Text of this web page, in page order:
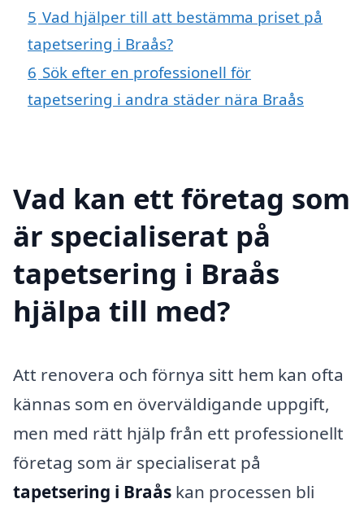
5 Vad hjälper till att bestämma priset på
tapetsering i Braås?
6 Sök efter en professionell för
tapetsering i andra städer nära Braås
Vad kan ett företag som
är specialiserat på
tapetsering i Braås
hjälpa till med?
Att renovera och förnya sitt hem kan ofta
kännas som en överväldigande uppgift,
men med rätt hjälp från ett professionellt
företag som är specialiserat på
tapetsering i Braås kan processen bli